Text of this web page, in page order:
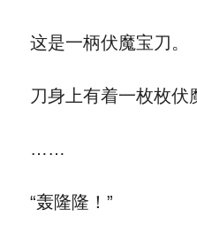
这是一柄伏魔宝刀。
刀身上有着一枚枚伏
……
“轰隆隆！”